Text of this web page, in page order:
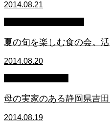
2014.08.21
夏の旬を楽しむ食の会。
2014.08.20
母の実家のある静岡県吉
2014.08.19